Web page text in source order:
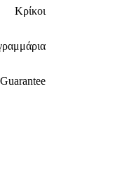
Κρίκοι